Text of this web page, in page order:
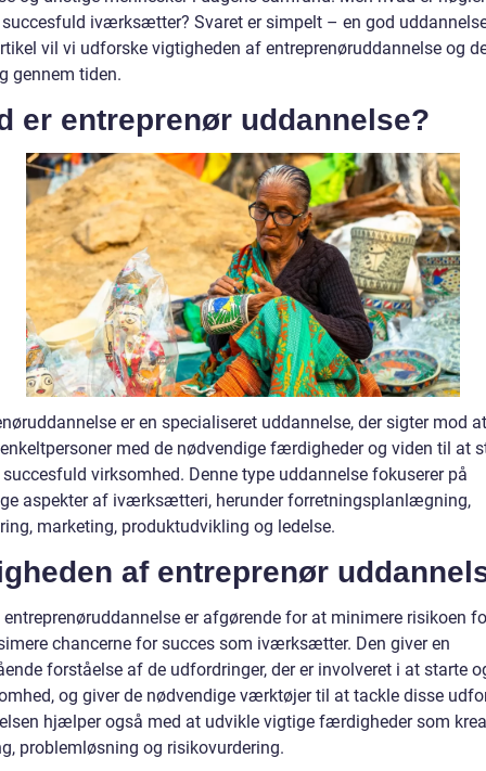
iværksætter? Svaret er simpelt – en god
vil vi udforske vigtigheden af entreprenøruddannelse og
gennem tiden.
er entreprenør uddannelse?
er en specialiseret uddannelse, der sigter mod at
med de nødvendige færdigheder og viden til at
succesfuld virksomhed. Denne type uddannelse fokuserer på
aspekter af iværksætteri, herunder forretningsplanlægning,
marketing, produktudvikling og ledelse.
af entreprenør
entreprenøruddannelse er afgørende for at minimere risikoen
chancerne for succes som iværksætter. Den giver en
forståelse af de udfordringer, der er involveret i at starte
og giver de nødvendige værktøjer til at tackle disse
hjælper også med at udvikle vigtige færdigheder som
problemløsning og risikovurdering.